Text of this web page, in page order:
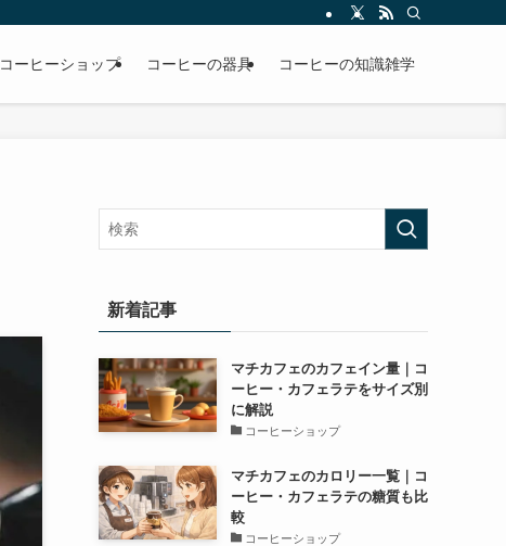
コーヒーショップ コーヒーの器具 コーヒーの知識雑学
新着記事
マチカフェのカフェイン量｜コ
ーヒー・カフェラテをサイズ別
に解説
コーヒーショップ
マチカフェのカロリー一覧｜コ
ーヒー・カフェラテの糖質も比
較
コーヒーショップ